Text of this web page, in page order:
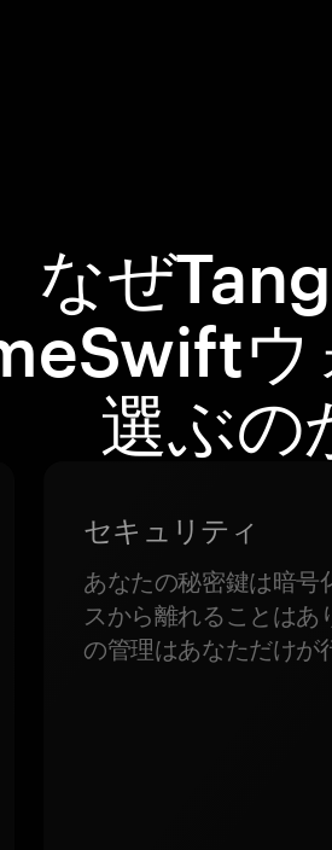
なぜ
ウ
選ぶの
セキュリティ
あなたの秘密鍵は暗号
スから離れることはあ
の管理はあなただけが